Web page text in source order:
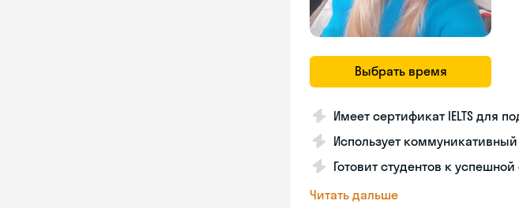
Выбрать время
Имеет сертификат IELTS для
Использует
Готовит студентов к успешной
Читать дальше